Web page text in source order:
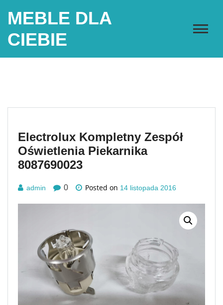
MEBLE DLA
CIEBIE
Electrolux Kompletny Zespół
Oświetlenia Piekarnika
8087690023
admin 0 Posted on 14 listopada 2016